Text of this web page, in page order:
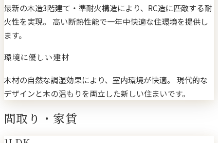
最新の木造3階建て・準耐火構造により、RC造に匹敵する耐
火性を実現。 高い断熱性能で一年中快適な住環境を提供し
ます。
環境に優しい建材
木材の自然な調湿効果により、室内環境が快適。 現代的な
デザインと木の温もりを両立した新しい住まいです。
間取り・家賃